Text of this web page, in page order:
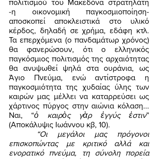
πολιτισμού του Μακεδόνα στρατηλάτη
-η οικονομική παγκοσμιοποίηση-
αποσκοπεί αποκλειστικά στο υλικό
κέρδος, δηλαδή σε χρήμα, εδάφη κτλ.
Τα επερχόμενα (ο πανδαμάτωρ χρόνος)
θα φανερώσουν, ότι ο ελληνικός
παγκόσμιος πολιτισμός της αρχαιότητας
θα ανυψωθεί ψηλά στα ουράνια, ως
Άγιο Πνεύμα, ενώ αντίστροφα η
παγκοσμιότητα της χυδαίας ύλης των
καιρών μας μέλλει να καταρρεύσει ως
χάρτινος πύργος στην αιώνια κόλαση...
Ναι, “ὁ καιρὸς γὰρ ἐγγύς ἐστιν”
(Αποκάλυψις Ιωάννου κβ, 10).
“Οι μεγάλοι μας πρόγονοι
επισκοπώντας με κριτικό αλλά και
ενορατικό πνεύμα, τη σύνολη πορεία